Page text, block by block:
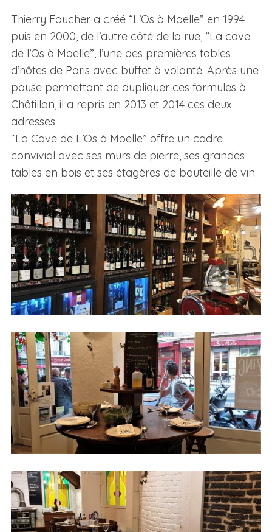
Thierry Faucher a créé “L’Os à Moelle” en 1994
puis en 2000, de l’autre côté de la rue, “La cave
de l’Os à Moelle”, l’une des premières tables
d’hôtes de Paris avec buffet à volonté. Après une
pause permettant de dupliquer ces formules à
Châtillon, il a repris en 2013 et 2014 ces deux
adresses.
“La Cave de L’Os à Moelle” offre un cadre
convivial avec ses murs de pierre, ses grandes
tables en bois et ses étagères de bouteille de vin.